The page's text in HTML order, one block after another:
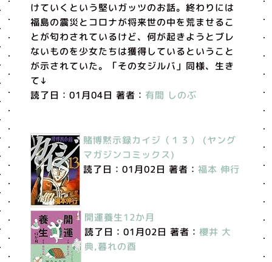
けていくという堅いガッツのお話。終わりには
福島の震災とコロナが将来世の中を荒ませるこ
とが匂わされているけど、何が起きようとブレ
ないものを少女たちは獲得しているということ
が示されていた。「その女ジルバ」同様、生き
て↓
読了日：01月04日 著者： 有間 しのぶ
賭博黙示録カイジ（１３） (ヤング
マガジンコミックス)
読了日：01月02日 著者： 福本 伸行
開運養生12か月
読了日：01月02日 著者： 櫻井 大
典,暮れの酉